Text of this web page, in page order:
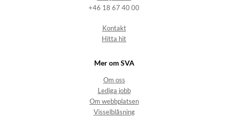
+46 18 67 40 00
Kontakt
Hitta hit
Mer om SVA
Om oss
Lediga jobb
Om webbplatsen
Visselblåsning